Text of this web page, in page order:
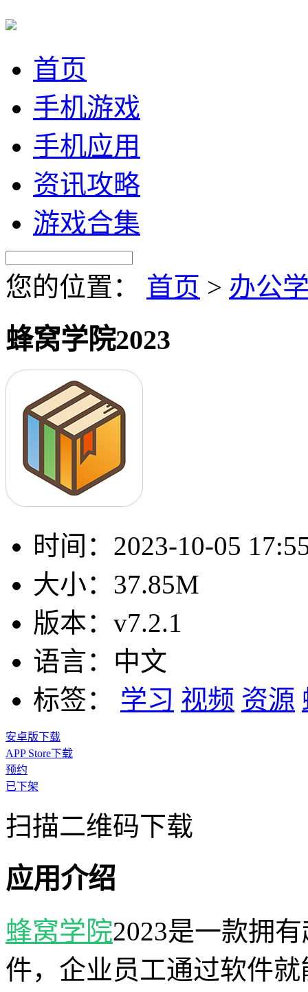
首页
手机游戏
手机应用
资讯攻略
游戏合集
您的位置： 首页 > 办公
蜂窝学院2023
时间： 2023-10-05
大小： 37.85M
版本： v7.2.1
语言： 中文
标签：
学习 视频 资源
安卓版下载
APP Store下载
预约
已下架
扫描二维码下载
应用介绍
蜂窝学院2023是一款拥
件，企业员工通过软件